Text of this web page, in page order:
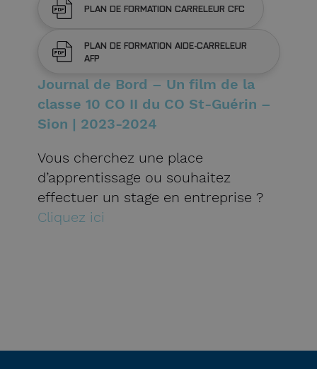
PLAN DE FORMATION CARRELEUR CFC
PLAN DE FORMATION AIDE-CARRELEUR
AFP
Journal de Bord – Un film de la
classe 10 CO II du CO St-Guérin –
Sion | 2023-2024
Vous cherchez une place
d’apprentissage ou souhaitez
effectuer un stage en entreprise ?
Cliquez ici